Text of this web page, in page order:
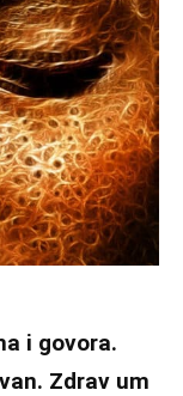
i govora.
Zdrav um